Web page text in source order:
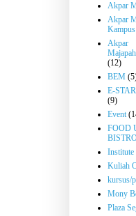
Akpar
Akpar
Akpar
(12)
BEM
E-
(9)
Event
FOOD
Institute
Kuliah
kursus/
Mony
Plaza